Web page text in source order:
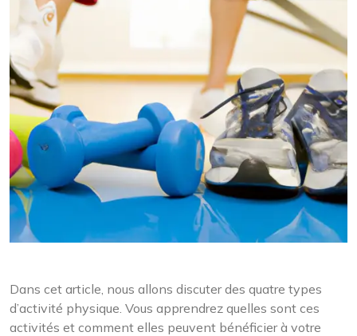
Dans cet article, nous allons discuter des quatre types
d’activité physique. Vous apprendrez quelles sont ces
activités et comment elles peuvent bénéficier à votre